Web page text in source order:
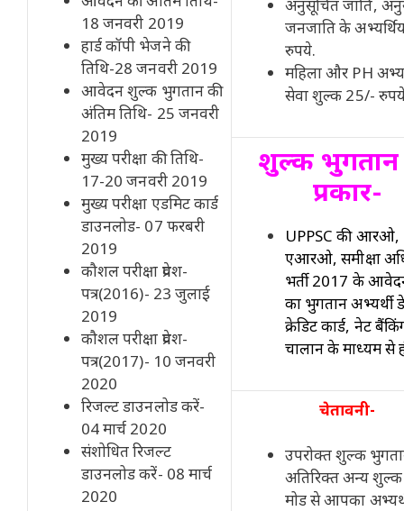
18 जनवरी 2019
हार्ड कॉपी भेजने की
तिथि-28 जनवरी 2019
आवेदन शुल्क भुगतान की
अंतिम तिथि- 25 जनवरी
2019
मुख्य परीक्षा की तिथि-
17-20 जनवरी 2019
मुख्य परीक्षा एडमिट कार्ड
डाउनलोड- 07 फरबरी
2019
कौशल परीक्षा प्रवेश-
पत्र(2016)- 23 जुलाई
2019
कौशल परीक्षा प्रवेश-
पत्र(2017)- 10 जनवरी
2020
रिजल्ट डाउनलोड करें-
04 मार्च 2020
संशोधित रिजल्ट
डाउनलोड करें- 08 मार्च
2020
अनुसूचित जाति,
जनजाति के
रुपये.
महिला और PH
सेवा शुल्क 25/-
शुल्क भुगतान
प्रकार-
UPPSC की आरओ,
एआरओ, समीक्षा
भर्ती 2017 के
का भुगतान अभ्यर्थी
क्रेडिट कार्ड, नेट
चालान के माध्यम से
चेतावनी-
उपरोक्त शुल्क
अतिरिक्त अन्य
मोड से आपका